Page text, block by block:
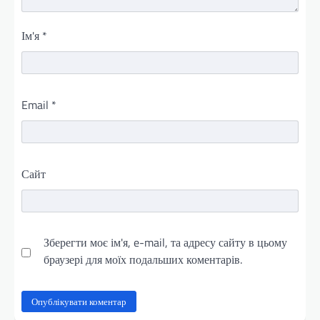
Ім'я *
Email *
Сайт
Зберегти моє ім'я, e-mail, та адресу сайту в цьому
браузері для моїх подальших коментарів.